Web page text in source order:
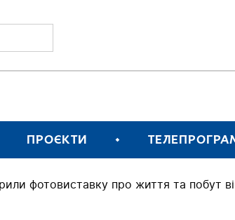
ПРОЄКТИ
фотовиставку про життя та побут